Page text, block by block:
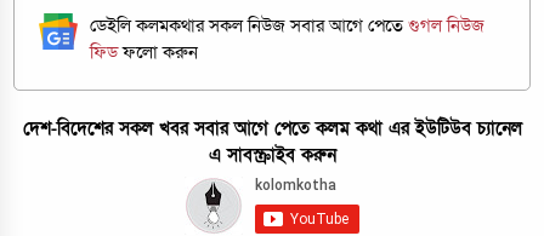
ডেইলি কলমকথার সকল নিউজ সবার আগে পেতেগুগল নিউজ
ফিডফলো করুন
দেশ-বিদেশের সকল খবর সবার আগে পেতে কলম কথা এর ইউটিউব চ্যানেল
এ সাবস্ক্রাইব করুন